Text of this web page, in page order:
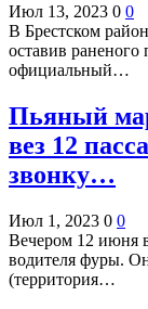
Июл 13, 2023 0 0
В Брестском
оставив
официальный…
Пьяный
вез 12
звонку…
Июл 1, 2023 0 0
Вечером 12 июня
водителя фуры. Он
(территория…